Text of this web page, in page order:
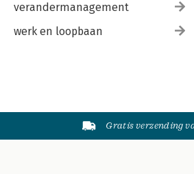
verandermanagement
werk en loopbaan
Gratis verzending